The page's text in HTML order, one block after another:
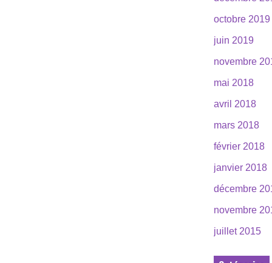
octobre 2019
juin 2019
novembre
mai 2018
avril 2018
mars 2018
février 2018
janvier 2018
décembre
novembre
juillet 2015